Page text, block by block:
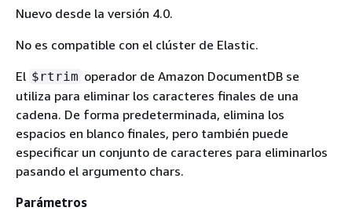
Nuevo desde la versión 4.0.
No es compatible con el clúster de Elastic.
El $rtrim operador de Amazon DocumentDB se
utiliza para eliminar los caracteres finales de una
cadena. De forma predeterminada, elimina los
espacios en blanco finales, pero también puede
especificar un conjunto de caracteres para eliminarlos
pasando el argumento chars.
Parámetros